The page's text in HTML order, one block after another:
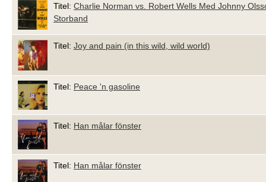
Titel: Charlie Norman vs. Robert Wells Med Johnny
Storband
Titel: Joy and pain (in this wild, wild world)
Titel: Peace 'n gasoline
Titel: Han målar fönster
Titel: Han målar fönster